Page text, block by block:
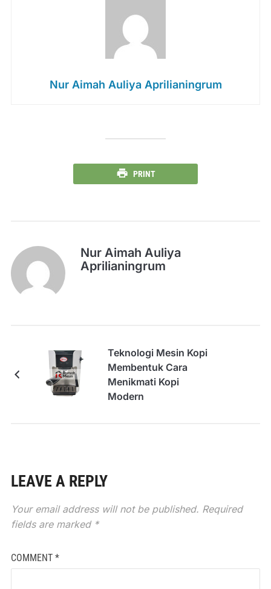
Nur Aimah Auliya Aprilianingrum
PRINT
Nur Aimah Auliya
Aprilianingrum
Teknologi Mesin Kopi
Membentuk Cara
Menikmati Kopi
Modern
LEAVE A REPLY
Your email address will not be published. Required
fields are marked *
COMMENT *